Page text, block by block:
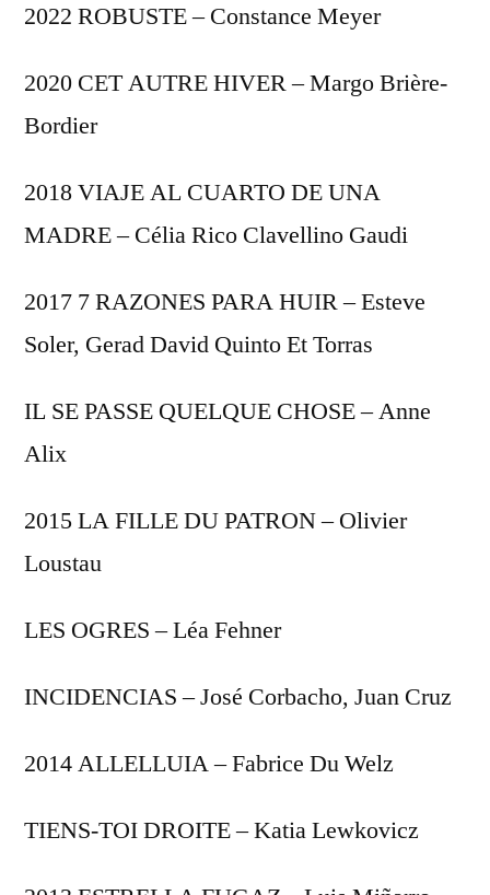
2022 ROBUSTE – Constance Meyer
2020 CET AUTRE HIVER – Margo Brière-
Bordier
2018 VIAJE AL CUARTO DE UNA
MADRE – Célia Rico Clavellino Gaudi
2017 7 RAZONES PARA HUIR – Esteve
Soler, Gerad David Quinto Et Torras
IL SE PASSE QUELQUE CHOSE – Anne
Alix
2015 LA FILLE DU PATRON – Olivier
Loustau
LES OGRES – Léa Fehner
INCIDENCIAS – José Corbacho, Juan Cruz
2014 ALLELLUIA – Fabrice Du Welz
TIENS-TOI DROITE – Katia Lewkovicz